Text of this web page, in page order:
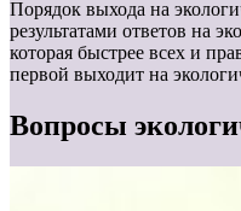
Порядок выхода на
результатами ответов на
которая быстрее всех и
первой выходит на
Вопросы